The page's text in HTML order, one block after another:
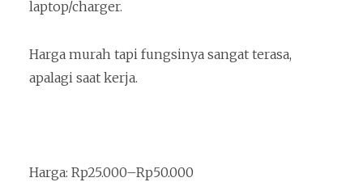
laptop/charger.
Harga murah tapi fungsinya sangat terasa,
apalagi saat kerja.
Harga: Rp25.000–Rp50.000